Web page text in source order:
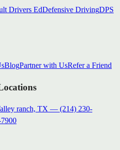
Drivers EdDefensive DrivingDPS
BlogPartner with UsRefer a Friend
ranch, TX — (214) 230-